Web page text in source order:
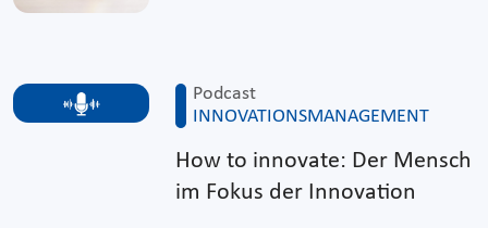
Podcast
INNOVATIONSMANAGEMENT
How to innovate: Der Mensch
im Fokus der Innovation